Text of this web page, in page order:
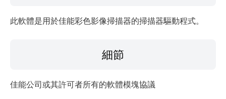
此軟體是用於佳能彩色影像掃描器的掃描器驅動程式。
細節
佳能公司或其許可者所有的軟體模塊協議